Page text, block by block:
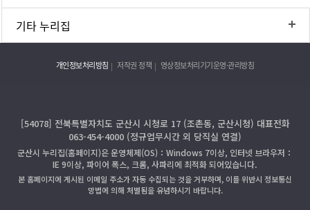
기타 누리집
개인정보처리방침 저작권 정책 영상정보처리기기운영·관리방침
[54078] 전북특별자치도 군산시 시청로 17 (조촌동, 군산시청) 대표전화
063-454-4000 (정규업무시간 외 당직실 연결)
군산시 누리집(홈페이지)은 운영체제(OS)：Windows 7이상, 인터넷 브라우저：
IE 9이상, 파이어 폭스, 크롬, 사파리에 최적화 되어있습니다.
본 홈페이지에 게시된 이메일 주소가 자동 수집되는 것을 거부하며, 이를 위반시 정보통신
망법에 의해 처벌됨을 유념하시기 바랍니다.